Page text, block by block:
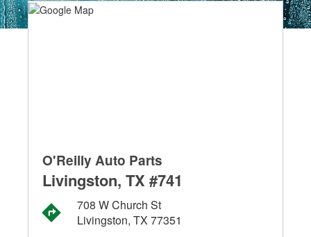
O'Reilly Auto Parts
Livingston, TX #741
708 W Church St
Livingston, TX 77351